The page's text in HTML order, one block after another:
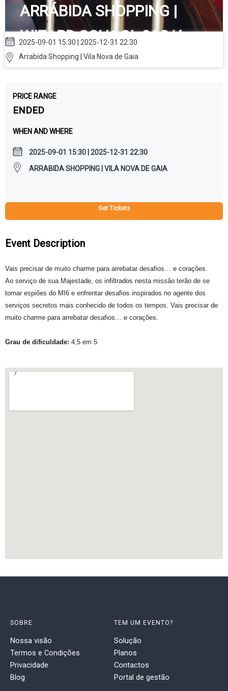
ARRÁBIDA SHOPPING |
WIZARD SCHOOL 9&3/4
2025-09-01 15:30 | 2025-12-31 22:30
Arrabida Shopping | Vila Nova de Gaia
PRICE RANGE
ENDED
WHEN AND WHERE
2025-09-01 15:30 | 2025-12-31 22:30
ARRABIDA SHOPPING | VILA NOVA DE GAIA
Get Tickets
Event Description
Vais precisar de muito charme para arrebatar desafios… e corações.
Ao serviço de sua Majestade, os infiltrados nesta missão terão de se
tornar espiões do MI6 e enfrentar desafios inspirados no agente dos
serviços secretos mais conhecido de todos os tempos. Vais precisar de
muito charme para arrebatar desafios… e corações.
Grau de dificuldade: 4,5 em 5
SOBRE
Nossa visão
Termos e Condições
Privacidade
Blog
TEM UM EVENTO?
Solução
Planos
Contactos
Portal de gestão